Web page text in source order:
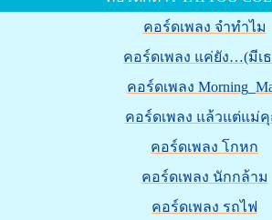
คอร์ดเพลง จำทำไม
คอร์ดเพลง แค่ยัง…(มีเ
คอร์ดเพลง
คอร์ดเพลง แล้วแต่แม่
คอร์ดเพลง โกหก
คอร์ดเพลง นักกล้าม
คอร์ดเพลง รถไฟ